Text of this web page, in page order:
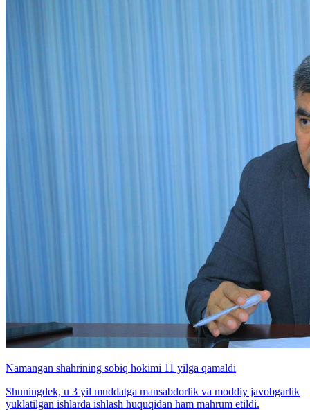
Namangan shahrining sobiq hokimi 11 yilga qamaldi
Shuningdek, u 3 yil muddatga mansabdorlik va moddiy javobgarlik
yuklatilgan ishlarda ishlash huquqidan ham mahrum etildi.